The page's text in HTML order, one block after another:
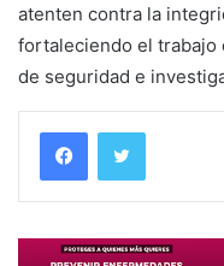
atenten contra la
fortaleciendo el trabajo
de seguridad e